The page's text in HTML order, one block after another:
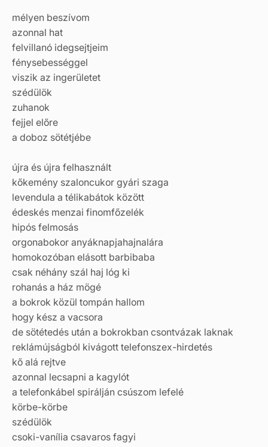
mélyen beszívom
azonnal hat
felvillanó idegsejtjeim
fénysebességgel
viszik az ingerületet
szédülök
zuhanok
fejjel előre
a doboz sötétjébe
újra és újra felhasznált
kőkemény szaloncukor gyári szaga
levendula a télikabátok között
édeskés menzai finomfőzelék
hipós felmosás
orgonabokor anyáknapjahajnalára
homokozóban elásott barbibaba
csak néhány szál haj lóg ki
rohanás a ház mögé
a bokrok közül tompán hallom
hogy kész a vacsora
de sötétedés után a bokrokban csontvázak laknak
reklámújságból kivágott telefonszex-hirdetés
kő alá rejtve
azonnal lecsapni a kagylót
a telefonkábel spirálján csúszom lefelé
körbe-körbe
szédülök
csoki-vanília csavaros fagyi